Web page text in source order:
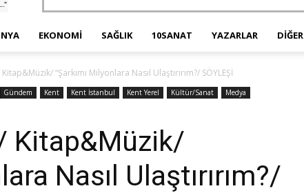
EKONOMI SAĞLIK 10SANAT YAZARLAR DIĞER
“Şarkımı Milyonlara Nasıl Ulaştırırım?/ SÖYLEŞİ
Gündem Kent Kent İstanbul Kent Yerel Kültür/Sanat
Medya
Kitap&Müzik/
Nasıl Ulaştırırım?/